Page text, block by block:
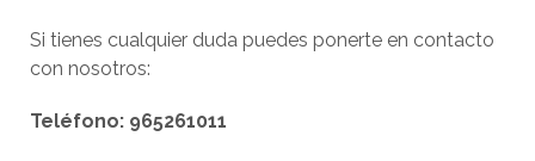
Si tienes cualquier duda puedes ponerte en contacto
con nosotros:
Teléfono: 965261011